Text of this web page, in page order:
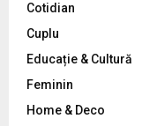
:Cotidian
Cuplu
Educație & Cultură
Feminin
Home & Deco